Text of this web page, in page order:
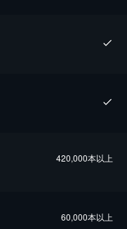
420,000本以上
60,000本以上